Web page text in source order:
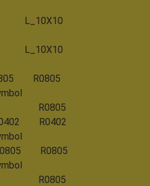
L_10X10
L_10X10
R0805
R0805
R0402
R0805
R0805